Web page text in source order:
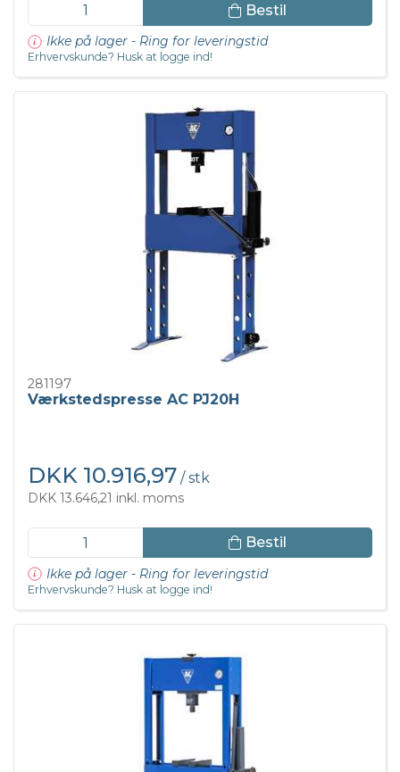
Bestil
Ikke på lager - Ring for leveringstid
Erhvervskunde? Husk at logge ind!
281197
Værkstedspresse AC PJ20H
DKK 10.916,97 / stk
DKK 13.646,21 inkl. moms
Bestil
Ikke på lager - Ring for leveringstid
Erhvervskunde? Husk at logge ind!